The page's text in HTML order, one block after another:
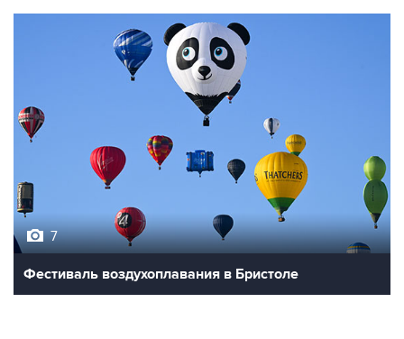
Фестиваль воздухоплавания в Бристоле